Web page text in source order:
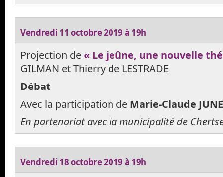
Vendredi 11 octobre 2019 à 19h
Projection de « Le jeûne, une nouvelle
GILMAN et Thierry de LESTRADE
Débat
Avec la participation de Marie-Claude
En partenariat avec la municipalité de
Vendredi 18 octobre 2019 à 19h